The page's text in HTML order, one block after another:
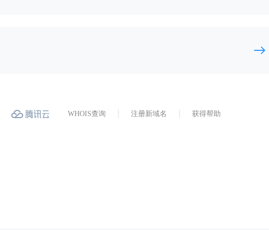
WHOIS查询 注册新域名 获得帮助